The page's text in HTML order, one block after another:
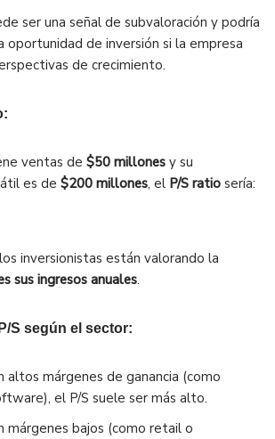
ser una señal de subvaloración y podría
oportunidad de inversión si la empresa
de crecimiento.
ventas de $50 millones y su
es de $200 millones, el P/S ratio sería:
inversionistas están valorando la
sus ingresos anuales.
S según el sector:
altos márgenes de ganancia (como
el P/S suele ser más alto.
márgenes bajos (como retail o